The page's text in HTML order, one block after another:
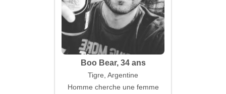
Boo Bear, 34 ans
Tigre, Argentine
Homme cherche une femme